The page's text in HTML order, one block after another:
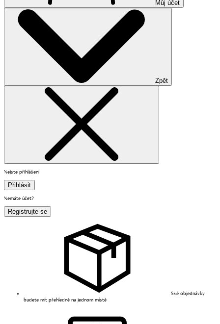
Můj účet
Zpět
Nejste přihlášení
Přihlásit
Nemáte účet?
Registrujte se
Své objednávky
budete mít přehledně na jednom místě